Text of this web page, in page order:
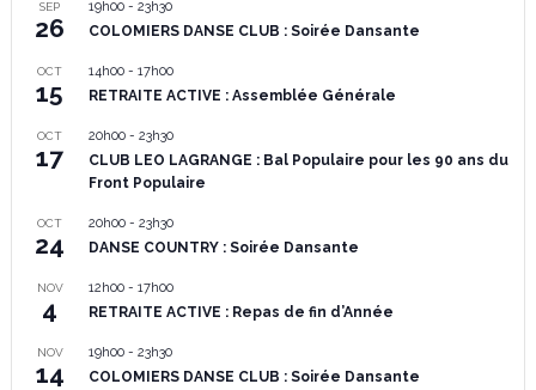
SEP
26
19h00- 23h30
COLOMIERS DANSE CLUB : Soirée Dansante
OCT
15
14h00- 17h00
RETRAITE ACTIVE : Assemblée Générale
OCT
17
20h00- 23h30
CLUB LEO LAGRANGE : Bal Populaire pour les 90 ans du
Front Populaire
OCT
24
20h00- 23h30
DANSE COUNTRY : Soirée Dansante
NOV
4
12h00- 17h00
RETRAITE ACTIVE : Repas de fin d’Année
NOV
14
19h00- 23h30
COLOMIERS DANSE CLUB : Soirée Dansante